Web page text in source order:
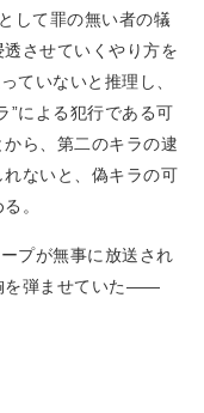
して罪の無い者の犠
させていくやり方を
ていないと推理し、
”による犯行である可
ら、第二のキラの逮
ないと、偽キラの可
。
プが無事に放送され
を弾ませていた——